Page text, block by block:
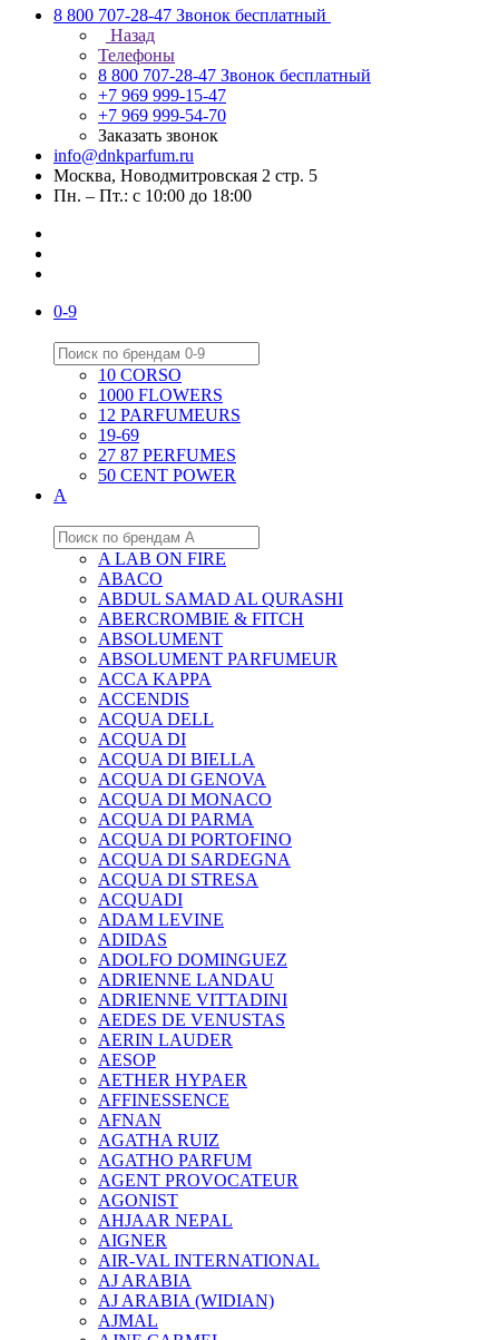
8 800 707-28-47 Звонок бесплатный
Назад
Телефоны
8 800 707-28-47 Звонок бесплатный
+7 969 999-15-47
+7 969 999-54-70
Заказать звонок
info@dnkparfum.ru
Москва, Новодмитровская 2 стр. 5
Пн. – Пт.: с 10:00 до 18:00
0-9
10 CORSO
1000 FLOWERS
12 PARFUMEURS
19-69
27 87 PERFUMES
50 CENT POWER
A
A LAB ON FIRE
ABACO
ABDUL SAMAD AL QURASHI
ABERCROMBIE & FITCH
ABSOLUMENT
ABSOLUMENT PARFUMEUR
ACCA KAPPA
ACCENDIS
ACQUA DELL
ACQUA DI
ACQUA DI BIELLA
ACQUA DI GENOVA
ACQUA DI MONACO
ACQUA DI PARMA
ACQUA DI PORTOFINO
ACQUA DI SARDEGNA
ACQUA DI STRESA
ACQUADI
ADAM LEVINE
ADIDAS
ADOLFO DOMINGUEZ
ADRIENNE LANDAU
ADRIENNE VITTADINI
AEDES DE VENUSTAS
AERIN LAUDER
AESOP
AETHER HYPAER
AFFINESSENCE
AFNAN
AGATHA RUIZ
AGATHO PARFUM
AGENT PROVOCATEUR
AGONIST
AHJAAR NEPAL
AIGNER
AIR-VAL INTERNATIONAL
AJ ARABIA
AJ ARABIA (WIDIAN)
AJMAL